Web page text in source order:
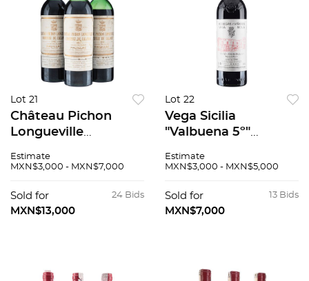
Lot 21
Château Pichon
Longueville
Lalande 2ème Grand
1982 3 pzs 96 / 100
Estimate
MXN$3,000 - MXN$7,000
24 Bids
Sold for
MXN$13,000
Lot 22
Vega Sicilia
"Valbuena 5º"
del Duero, España
/ 100
Estimate
MXN$3,000 - MXN$5,000
13 Bids
Sold for
MXN$7,000